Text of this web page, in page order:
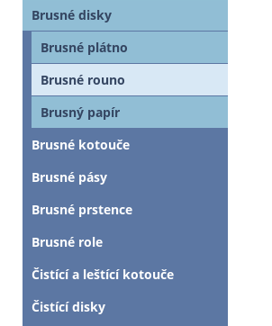
Brusné disky
Brusné plátno
Brusné rouno
Brusný papír
Brusné kotouče
Brusné pásy
Brusné prstence
Brusné role
Čistící a leštící kotouče
Čistící disky